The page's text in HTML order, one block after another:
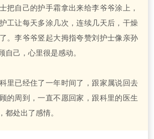
把自己的护手霜拿出来给李爷爷涂上，
工让每天多涂几次，连续几天后，干燥
。李爷爷竖起大拇指夸赞刘护士像亲孙
自己，心里很是感动。
里已经住了一年时间了，跟家属说回去
的周到，一直不愿回家，跟科里的医生
都处出了感情。